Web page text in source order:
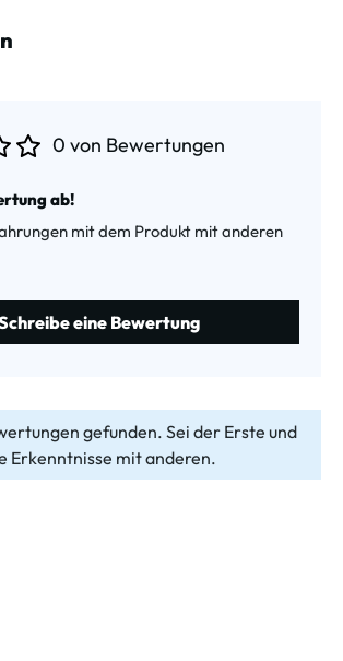
0 von Bewertungen
ab!
mit dem Produkt mit anderen
eine Bewertung
gefunden. Sei der Erste und
Erkenntnisse mit anderen.